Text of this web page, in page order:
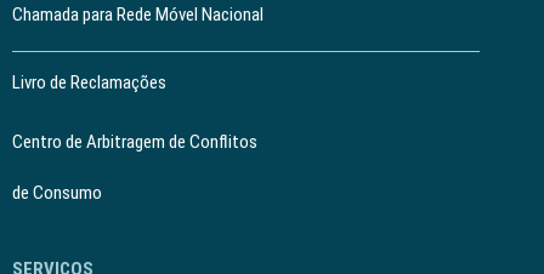
Chamada para Rede Móvel Nacional
Livro de Reclamações
Centro de Arbitragem de Conflitos
de Consumo
SERVIÇOS